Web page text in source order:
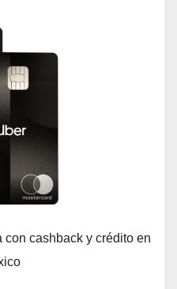
con cashback y crédito en